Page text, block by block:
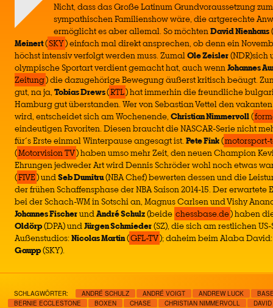
Nicht, dass das Große Latinum Grundvoraussetzung
sympathischen Familienshow wäre, die artgerechte
ermöglicht es aber allemal. So möchtenDavid Nienhaus(
Meinert(SKY) einfach mal direkt ansprechen, ob denn ein
höchst intensiv verfolgt werden muss. ZumalOle Zeisler(NDR)sich
olympische Sportart verdient gemacht hat, auch wennJohannes
Zeitung) die dazugehörige Bewegung äußerst kritisch beäugt.
gut, na ja, Tobias Drews(RTL) hat immerhin die freundliche
Hamburg gut überstanden. Wer von Sebastian Vettel den
wird, entscheidet sich am Wochenende, Christian Nimmervoll(
eindeutigen Favoriten. Diesen braucht die NASCAR-Serie nicht
für´s Erste einmal Winterpause angesagt ist.Pete Fink(motorsport-
(Motorvision TV) haben umso mehr Zeit, den neuen Champion
Ehrungen jedweder Art wird Dennis Schröder wohl noch etwas
(FIVE) undSeb Dumitru(NBA Chef) bewerten dessen und die
der frühen Schaffensphase der NBA Saison 2014-15. Der
bei der Schach-WM in Sotschi an, Magnus Carlsen und Vishy
Johannes FischerundAndré Schulz(beide chessbase.de) haben
Oldörp(DPA) undJürgen Schmieder(SZ), die sich am restlichen
Außenstudios:Nicolas Martin(GFL-TV); daheim beim Alaba
Gaupp(SKY).
SCHLAGWÖRTER: ANDRÉ SCHULZ ANDRÉ VOIGT ANDREW LUCK
BERNIE ECCLESTONE
BOXEN CHASE CHRISTIAN NIMMERVOLL